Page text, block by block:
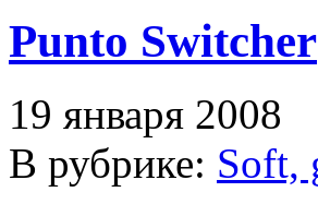
Punto Switcher
19 января 2008
В рубрике: Soft,